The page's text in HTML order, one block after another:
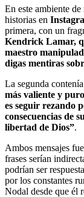
En este ambiente de
historias en
primera, con un
Kendrick Lamar,
maestro
digas mentiras
La segunda
más valiente y
es seguir rezando
consecuencias de
libertad de Dios”.
Ambos mensajes
frases serían
podrían ser
por los constantes
Nodal desde que él